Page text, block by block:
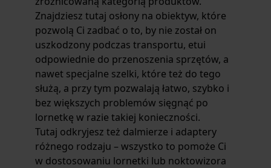
Znajdziesz tutaj osłony na obiektyw, które
pozwolą Ci zadbać o to, by nie został on
uszkodzony podczas transportu, etui
odpowiednie do przenoszenia sprzętów, a
nawet specjalne szelki, które też do tego
służą, a przy tym pozwalają łatwo, szybko i
bez większych problemów sięgnąć po
lornetkę w razie takiej konieczności.
Tutaj odkryjesz też dalmierze i adaptery
różnego rodzaju – wszystko to pomoże Ci
w dostosowaniu lornetki lub noktowizora